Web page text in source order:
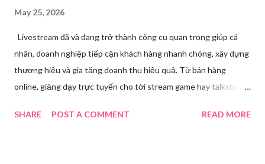
May 25, 2026
Livestream đã và đang trở thành công cụ quan trọng giúp cá
nhân, doanh nghiệp tiếp cận khách hàng nhanh chóng, xây dựng
thương hiệu và gia tăng doanh thu hiệu quả. Từ bán hàng
online, giảng dạy trực tuyến cho tới stream game hay talkshow,
Trong bài viết dưới đây, chúng tôi sẽ giới thiệu chi tiết 12 công
SHARE POST A COMMENT READ MORE